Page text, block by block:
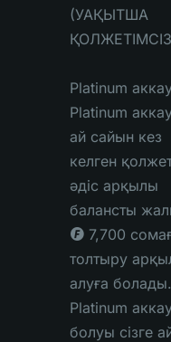
(УАҚЫТША
Platinum
Platinum
ай сайын кез
келген
әдіс арқылы
балансты
◎ 7,700
толтыру
алуға болады.
Platinum
болуы сізге